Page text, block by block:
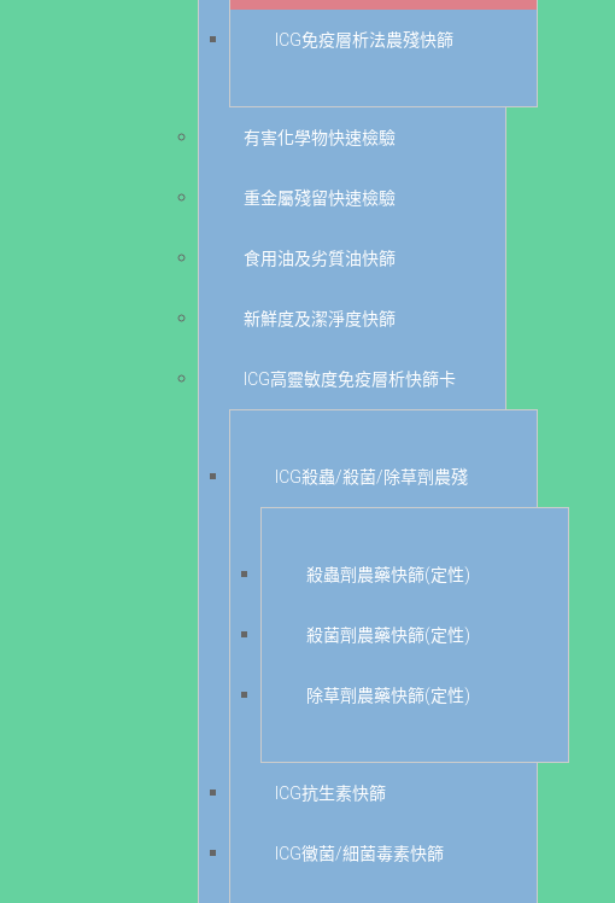
ICG免疫層析法農殘快篩
有害化學物快速檢驗
重金屬殘留快速檢驗
食用油及劣質油快篩
新鮮度及潔淨度快篩
ICG高靈敏度免疫層析快篩卡
ICG殺蟲/殺菌/除草劑農殘
殺蟲劑農藥快篩(定性)
殺菌劑農藥快篩(定性)
除草劑農藥快篩(定性)
ICG抗生素快篩
ICG黴菌/細菌毒素快篩